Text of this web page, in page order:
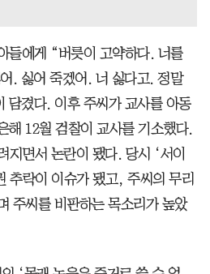
들에게 “버릇이 고약하다. 너를
. 싫어 죽겠어. 너 싫다고. 정말
담겼다. 이후 주씨가 교사를 아동
해 12월 검찰이 교사를 기소했다.
지면서 논란이 됐다. 당시 ‘서이
추락이 이슈가 됐고, 주씨의 무리
주씨를 비판하는 목소리가 높았